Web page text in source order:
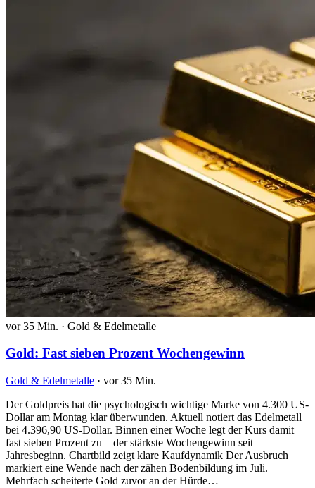
vor 35 Min. · Gold & Edelmetalle
Gold: Fast sieben Prozent Wochengewinn
Gold & Edelmetalle · vor 35 Min.
Der Goldpreis hat die psychologisch wichtige Marke von 4.300 US-
Dollar am Montag klar überwunden. Aktuell notiert das Edelmetall
bei 4.396,90 US-Dollar. Binnen einer Woche legt der Kurs damit
fast sieben Prozent zu – der stärkste Wochengewinn seit
Jahresbeginn. Chartbild zeigt klare Kaufdynamik Der Ausbruch
markiert eine Wende nach der zähen Bodenbildung im Juli.
Mehrfach scheiterte Gold zuvor an der Hürde…